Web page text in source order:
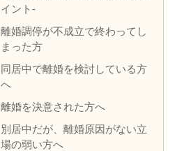
イント‐
離婚調停が不成立で終わってし
まった方
同居中で離婚を検討している方
へ
離婚を決意された方へ
別居中だが、離婚原因がない立
場の弱い方へ